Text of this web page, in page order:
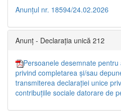
Anunțul nr. 18594/24.02.2026
Anunț - Declarația unică 212
Persoanele desemnate
privind completarea și/sau
transmiterea declarației unice
contribuțiile sociale datorare de